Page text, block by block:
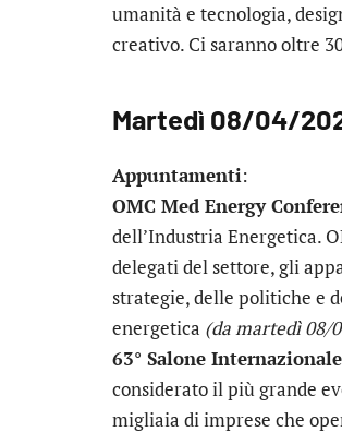
umanità e tecnologia,
creativo. Ci saranno oltre
Martedì 08/04/
Appuntamenti:
OMC Med Energy
dell’Industria Energetica.
delegati del settore, gli
strategie, delle politiche e
energetica (da martedì 08/
63° Salone
considerato il più grande
migliaia di imprese che